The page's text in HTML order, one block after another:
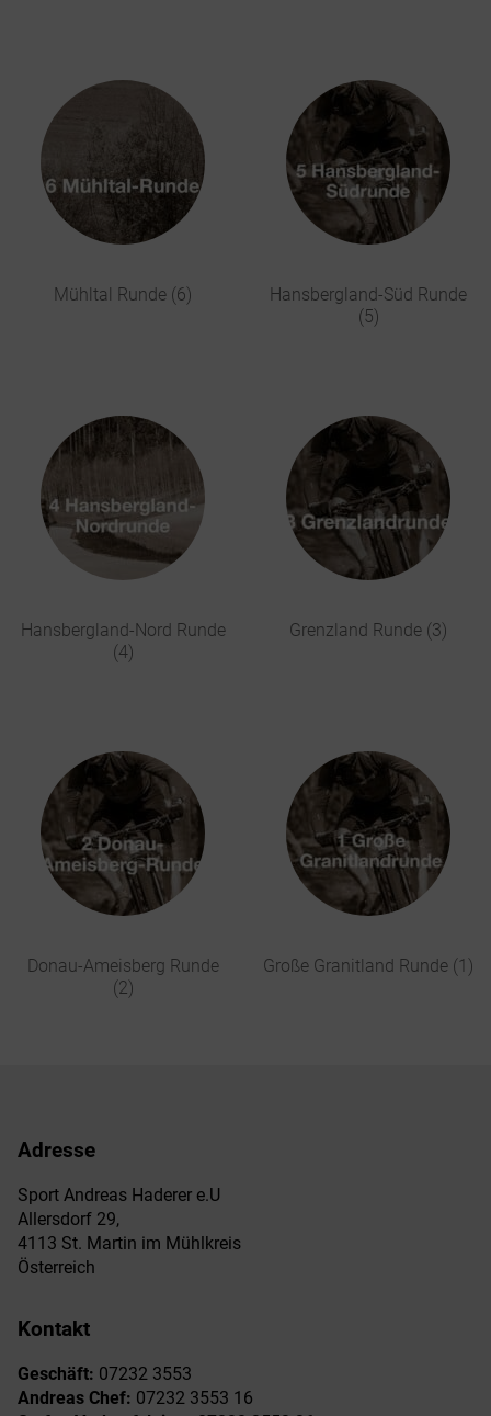
Mühltal Runde (6)
Hansbergland-Süd Runde
(5)
Hansbergland-Nord Runde
(4)
Grenzland Runde (3)
Donau-Ameisberg Runde
(2)
Große Granitland Runde (1)
Adresse
Sport Andreas Haderer e.U
Allersdorf 29,
4113 St. Martin im Mühlkreis
Österreich
Kontakt
Geschäft: 07232 3553
Andreas Chef: 07232 3553 16